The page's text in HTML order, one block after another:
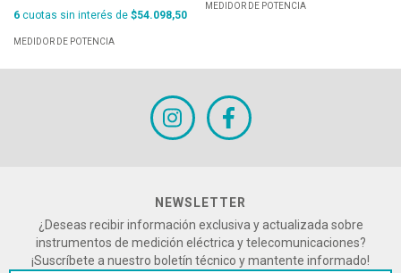
6 cuotas sin interés de $54.098,50
MEDIDOR DE POTENCIA
MEDIDOR DE POTENCIA
NEWSLETTER
¿Deseas recibir información exclusiva y actualizada sobre
instrumentos de medición eléctrica y telecomunicaciones?
¡Suscríbete a nuestro boletín técnico y mantente informado!